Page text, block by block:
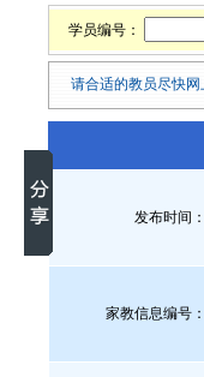
学员编号：
请合适的教员尽快
发布时间：
家教信息编号：